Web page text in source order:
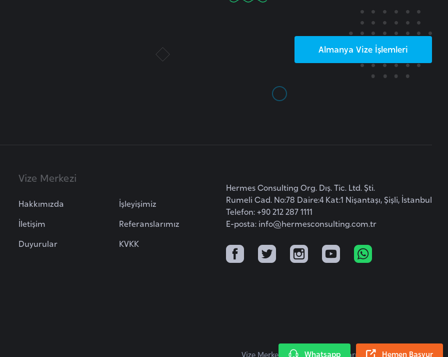
Almanya Vize İşlemleri
Vize Merkezi
Hakkımızda
İletişim
Duyurular
İşleyişimiz
Referanslarımız
KVKK
Hermes Consulting Org. Dış. Tic. Ltd. Şti.
Rumeli Cad. No:78 Daire:4 Kat:1 Nişantaşı, Şişli, İstanbul
Telefon: +90 212 287 1111
E-posta: info@hermesconsulting.com.tr
Vize Merkezi © 2026 Tüm Hakları Saklıdır. KVKK Metni
Hemen Başvur
Whatsapp